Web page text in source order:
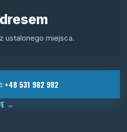
ustalonego miejsca.
+48 531 982 982
→